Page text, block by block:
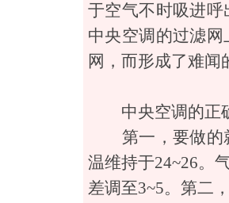
于空气不时吸进
中央空调的过滤
网，而形成了难闻
中央空调的正
第一，要做的就
温维持于24~26。
差调至3~5。第二